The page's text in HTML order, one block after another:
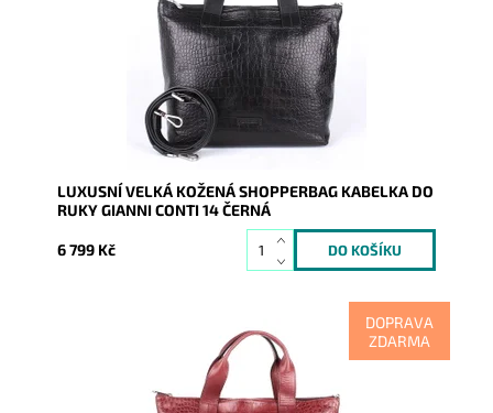
Skladem
16674
Gianni Conti
2 roky
LUXUSNÍ VELKÁ KOŽENÁ SHOPPERBAG KABELKA DO
RUKY GIANNI CONTI 14 ČERNÁ
6 799 Kč
DOPRAVA
ZDARMA
Luxusní kožená dámská shopperbag tmavěčervená
kabelka do ruky Gianni Conti s povrchem imitujícím
krokodýlí kůži.